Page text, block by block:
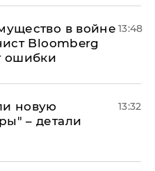
в войне
Bloomberg
ошибки
13:48
новую
– детали
13:32